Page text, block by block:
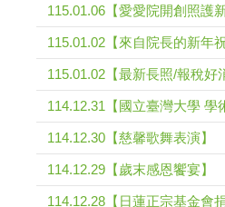
115.01.06【愛愛院開創照護
115.01.02【來自院長的新年祝
115.01.02【最新長照/報稅好
114.12.31【國立臺灣大學 學
114.12.30【慈馨歌舞表演】
114.12.29【歲末感恩饗宴】
114.12.28【日蓮正宗基金會